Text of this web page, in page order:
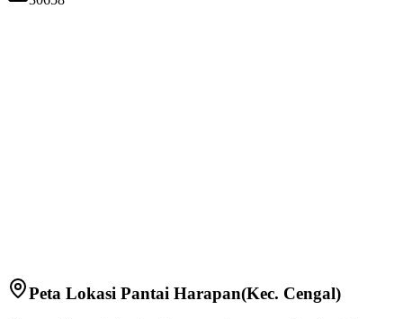
Peta Lokasi Pantai Harapan(Kec. Cengal)